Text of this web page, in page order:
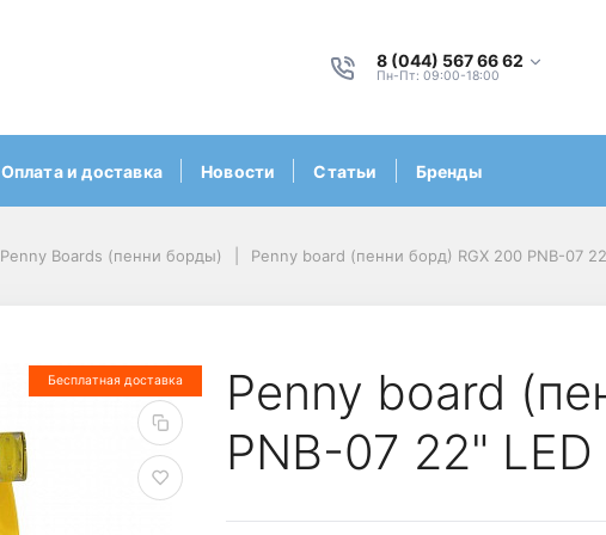
8 (044) 567 66 62
Пн-Пт: 09:00-18:00
Оплата и доставка Новости Статьи Бренды
Penny Boards (пенни борды) Penny board (пенни борд) RGX 200 PNB-07
Бесплатная доставка
Penny board
PNB-07 22" LED